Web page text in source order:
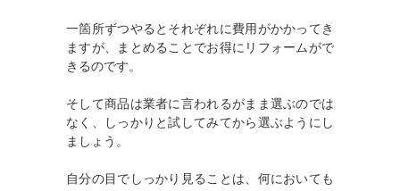
一箇所ずつやるとそれぞれに費用がかかってき
ますが、まとめることでお得にリフォームがで
きるのです。
そして商品は業者に言われるがまま選ぶのでは
なく、しっかりと試してみてから選ぶようにし
ましょう。
自分の目でしっかり見ることは、何においても